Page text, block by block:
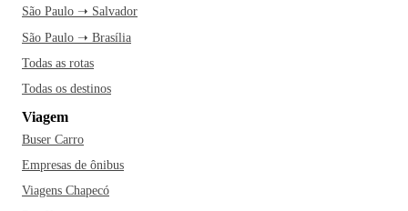
São Paulo ➝ Salvador
São Paulo ➝ Brasília
Todas as rotas
Todas os destinos
Viagem
Buser Carro
Empresas de ônibus
Viagens Chapecó